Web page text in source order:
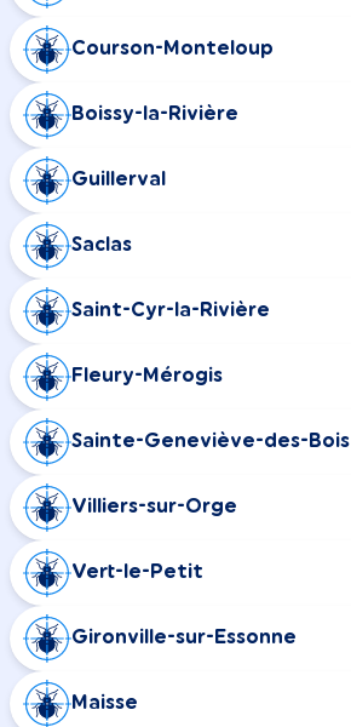
Courson-Monteloup
Boissy-la-Rivière
Guillerval
Saclas
Saint-Cyr-la-Rivière
Fleury-Mérogis
Sainte-Geneviève-des-Bois
Villiers-sur-Orge
Vert-le-Petit
Gironville-sur-Essonne
Maisse